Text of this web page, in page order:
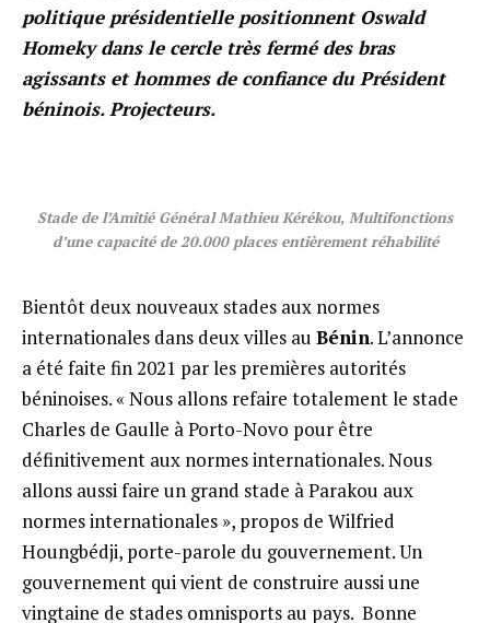
politique présidentielle positionnent Oswald
Homeky dans le cercle très fermé des bras
agissants et hommes de confiance du Président
béninois. Projecteurs.
Stade de l’Amitié Général Mathieu Kérékou, Multifonctions
d’une capacité de 20.000 places entièrement réhabilité
Bientôt deux nouveaux stades aux normes
internationales dans deux villes au Bénin. L’annonce
a été faite fin 2021 par les premières autorités
béninoises. « Nous allons refaire totalement le stade
Charles de Gaulle à Porto-Novo pour être
définitivement aux normes internationales. Nous
allons aussi faire un grand stade à Parakou aux
normes internationales », propos de Wilfried
Houngbédji, porte-parole du gouvernement. Un
gouvernement qui vient de construire aussi une
vingtaine de stades omnisports au pays. Bonne